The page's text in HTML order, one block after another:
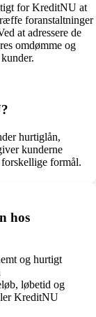
for KreditNU at
foranstaltninger
at adressere de
omdømme og
hurtiglån,
kunderne
formål.
hos
og hurtigt
løbetid og
KreditNU